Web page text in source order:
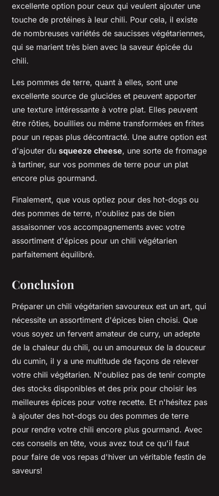
excellente option pour ceux qui veulent ajouter une
touche de protéines à leur chili. Pour cela, il existe
de nombreuses variétés de saucisses végétariennes,
qui se marient très bien avec la saveur épicée du
chili.
Les pommes de terre, quant à elles, sont une
excellente source de glucides et peuvent apporter
une texture intéressante à votre plat. Elles peuvent
être rôties, bouillies ou même transformées en frites
pour un repas plus décontracté. Une autre option est
d'ajouter du squeeze cheese, une sorte de fromage
à tartiner, sur vos pommes de terre pour un plat
encore plus gourmand.
Finalement, que vous optiez pour des hot-dogs ou
des pommes de terre, n'oubliez pas de bien
assaisonner vos accompagnements avec votre
assortiment d'épices pour un chili végétarien
parfaitement équilibré.
Conclusion
Préparer un chili végétarien savoureux est un art, qui
nécessite un assortiment d'épices bien choisi. Que
vous soyez un fervent amateur de curry, un adepte
de la chaleur du chili, ou un amoureux de la douceur
du cumin, il y a une multitude de façons de relever
votre chili végétarien. N'oubliez pas de tenir compte
des stocks disponibles et des prix pour choisir les
meilleures épices pour votre recette. Et n'hésitez pas
à ajouter des hot-dogs ou des pommes de terre
pour rendre votre chili encore plus gourmand. Avec
ces conseils en tête, vous avez tout ce qu'il faut
pour faire de vos repas d'hiver un véritable festin de
saveurs!